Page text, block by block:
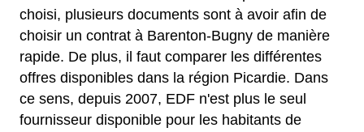
choisi, plusieurs documents sont à avoir afin de
choisir un contrat à Barenton-Bugny de manière
rapide. De plus, il faut comparer les différentes
offres disponibles dans la région Picardie. Dans
ce sens, depuis 2007, EDF n'est plus le seul
fournisseur disponible pour les habitants de